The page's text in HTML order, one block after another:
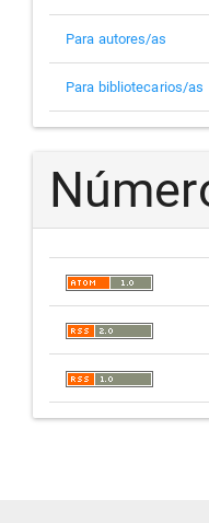
Para autores/as
Para bibliotecarios/as